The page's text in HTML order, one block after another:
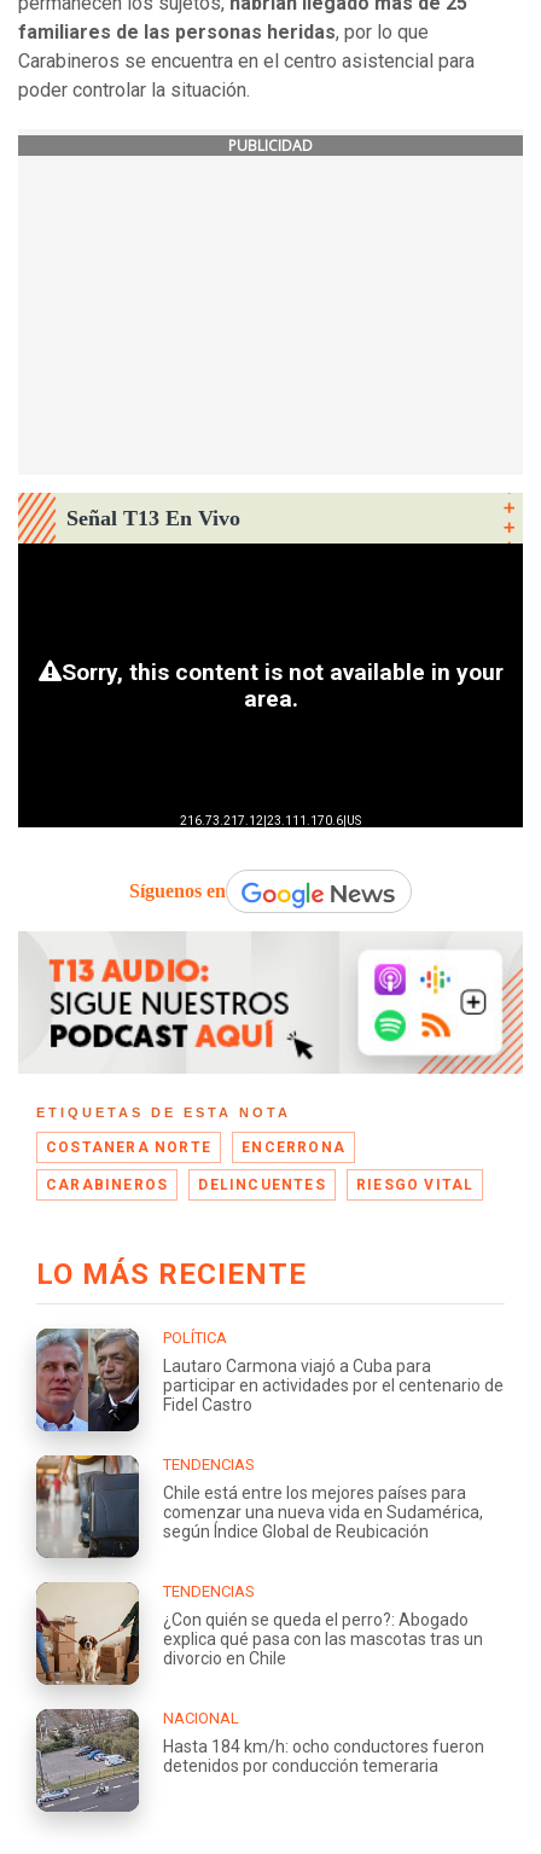
familiares de las personas heridas, por lo que
Carabineros se encuentra en el centro asistencial para
poder controlar la situación.
PUBLICIDAD
Señal T13 En Vivo
Síguenos en
ETIQUETAS DE ESTA NOTA
COSTANERA NORTE ENCERRONA
CARABINEROS DELINCUENTES RIESGO VITAL
LO MÁS RECIENTE
POLÍTICA
Lautaro Carmona viajó a Cuba para
participar en actividades por el centenario de
Fidel Castro
TENDENCIAS
Chile está entre los mejores países para
comenzar una nueva vida en Sudamérica,
según Índice Global de Reubicación
TENDENCIAS
¿Con quién se queda el perro?: Abogado
explica qué pasa con las mascotas tras un
divorcio en Chile
NACIONAL
Hasta 184 km/h: ocho conductores fueron
detenidos por conducción temeraria